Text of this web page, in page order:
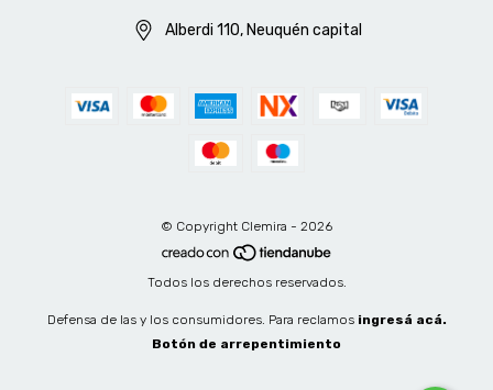
Alberdi 110, Neuquén capital
© Copyright Clemira - 2026
Todos los derechos reservados.
Defensa de las y los consumidores. Para reclamos ingresá acá.
Botón de arrepentimiento